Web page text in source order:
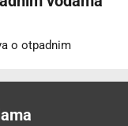
o otpadnim